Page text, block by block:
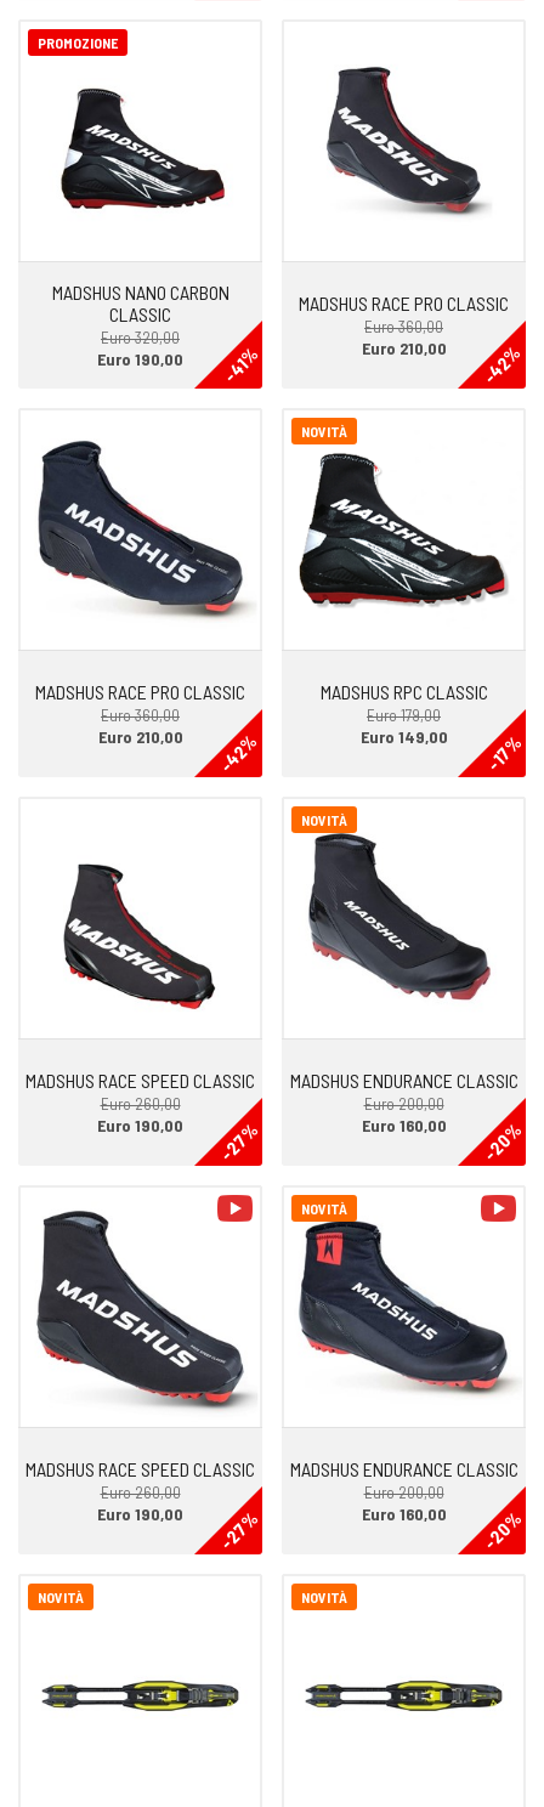
PROMOZIONE
MADSHUS NANO CARBON
CLASSIC
Euro 320,00
-41%
Euro 190,00
MADSHUS RACE PRO CLASSIC
Euro 360,00
-42%
Euro 210,00
MADSHUS RACE PRO CLASSIC
Euro 360,00
-42%
Euro 210,00
NOVITÀ
MADSHUS RPC CLASSIC
Euro 179,00
-17%
Euro 149,00
MADSHUS RACE SPEED CLASSIC
Euro 260,00
-27%
Euro 190,00
NOVITÀ
MADSHUS ENDURANCE CLASSIC
Euro 200,00
-20%
Euro 160,00
MADSHUS RACE SPEED CLASSIC
Euro 260,00
-27%
Euro 190,00
NOVITÀ
MADSHUS ENDURANCE CLASSIC
Euro 200,00
-20%
Euro 160,00
NOVITÀ NOVITÀ